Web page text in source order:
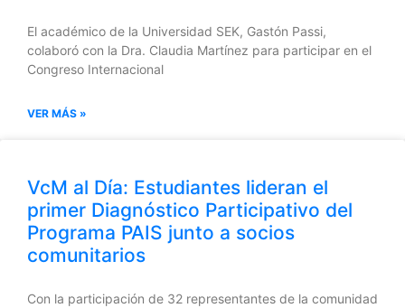
El académico de la Universidad SEK, Gastón Passi,
colaboró con la Dra. Claudia Martínez para participar en el
Congreso Internacional
VER MÁS »
VcM al Día: Estudiantes lideran el
primer Diagnóstico Participativo del
Programa PAIS junto a socios
comunitarios
Con la participación de 32 representantes de la comunidad